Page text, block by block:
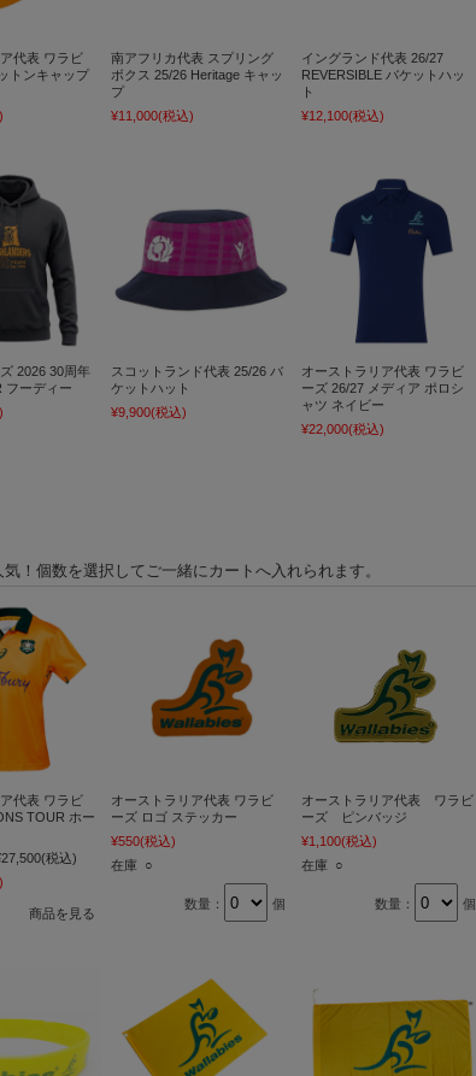
代表 ワラビ
トンキャップ
南アフリカ代表 スプリング
ボクス 25/26 Heritage キャッ
プ
¥11,000(税込)
イングランド代表 26/27
REVERSIBLE バケットハッ
ト
¥12,100(税込)
2026 30周年
フーディー
スコットランド代表 25/26 バ
ケットハット
¥9,900(税込)
オーストラリア代表 ワラビ
ーズ 26/27 メディア ポロシ
ャツ ネイビー
¥22,000(税込)
！個数を選択してご一緒にカートへ入れられます。
代表 ワラビ
TOUR ホー
(税込)
商品を見る
オーストラリア代表 ワラビ
ーズ ロゴ ステッカー
¥550(税込)
在庫 ○
数量： 個
オーストラリア代表 ワラビ
ーズ ピンバッジ
¥1,100(税込)
在庫 ○
数量： 個